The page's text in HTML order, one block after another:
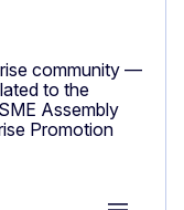
community —
to the
Assembly
Promotion